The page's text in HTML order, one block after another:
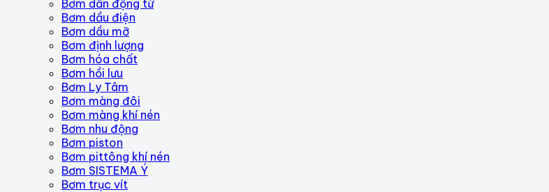
Bơm dẫn động từ
Bơm dầu điện
Bơm dầu mỡ
Bơm định lượng
Bơm hóa chất
Bơm hồi lưu
Bơm Ly Tâm
Bơm màng đôi
Bơm màng khí nén
Bơm nhu động
Bơm piston
Bơm pittông khí nén
Bơm SISTEMA Ý
Bơm trục vít